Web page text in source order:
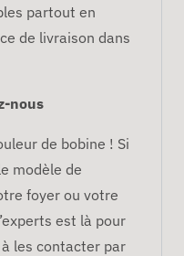
partout en
de livraison dans
nous
de bobine ! Si
modèle de
foyer ou votre
est là pour
à les contacter par